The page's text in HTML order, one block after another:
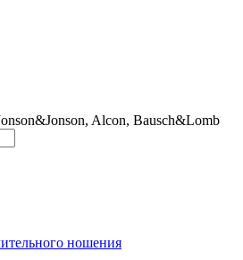
Alcon, Bausch&Lomb
ношения